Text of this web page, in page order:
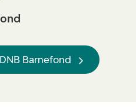
Barnefond